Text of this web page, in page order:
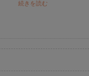
続きを読む